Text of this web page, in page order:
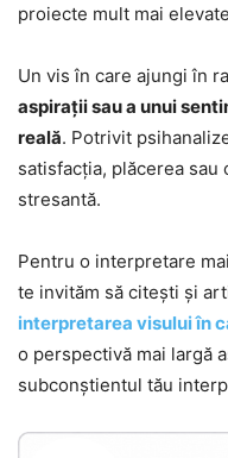
proiecte mult mai
Un vis în care ajungi în
aspirații sau a unui
reală. Potrivit
satisfacția, plăcerea
stresantă.
Pentru o interpretare
te invităm să citești și
interpretarea visului în
o perspectivă mai largă
subconștientul tău